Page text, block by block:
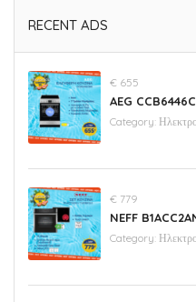
RECENT ADS
€ 655
AEG
Category:
€ 779
NEFF
Category: